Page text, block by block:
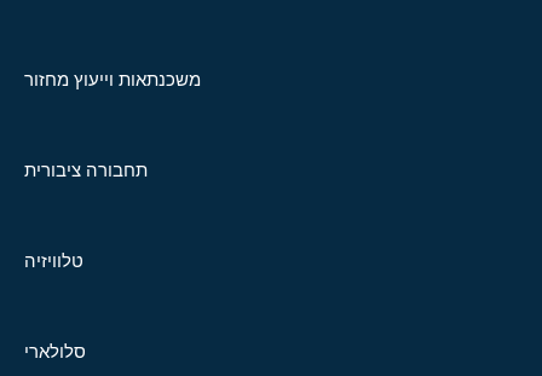
משכנתאות וייעוץ מחזור
תחבורה ציבורית
טלוויזיה
סלולארי